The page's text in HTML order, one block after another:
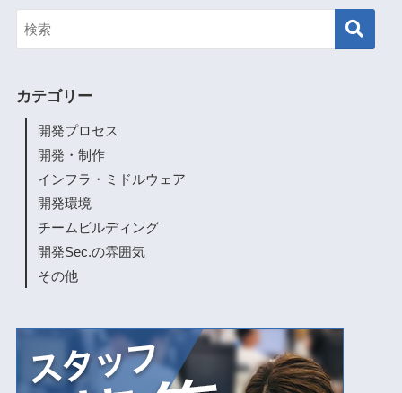
カテゴリー
開発プロセス
開発・制作
インフラ・ミドルウェア
開発環境
チームビルディング
開発Sec.の雰囲気
その他